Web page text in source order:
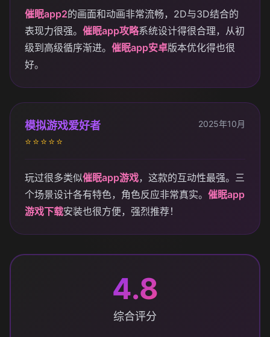
催眠app2的画面和动画非常流畅，2D与3D结合的
表现力很强。 催眠app攻略系统设计得很合理，从初
级到高级循序渐进。 催眠app安卓版本优化得也很
好。
模拟游戏爱好者
⭐⭐⭐⭐⭐
2025年10月
玩过很多类似催眠app游戏，这款的互动性最强。三
个场景设计各有特色，角色反应非常真实。 催眠app
游戏下载安装也很方便，强烈推荐！
4.8
综合评分